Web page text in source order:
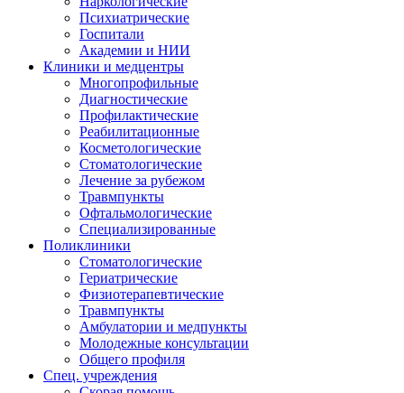
Психиатрические
Госпитали
Академии и НИИ
Клиники и медцентры
Многопрофильные
Диагностические
Профилактические
Реабилитационные
Косметологические
Стоматологические
Лечение за рубежом
Травмпункты
Офтальмологические
Специализированные
Поликлиники
Стоматологические
Гериатрические
Физиотерапевтические
Травмпункты
Амбулатории и медпункты
Молодежные консультации
Общего профиля
Спец. учреждения